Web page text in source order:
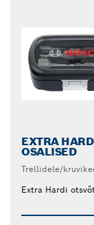
EXTRA
OSALISED
Trellidele/
Extra Hardi